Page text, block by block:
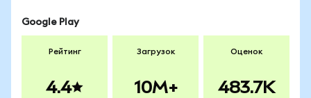
Google Play
Рейтинг
4.4
Загрузок
10M+
Оценок
483.7K